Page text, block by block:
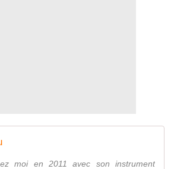
moi en 2011 avec son instrument